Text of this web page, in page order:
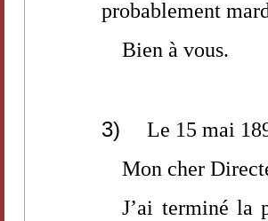
probablement
Bien à vous.
3)
Le 15 mai
Mon cher
J’ai terminé la